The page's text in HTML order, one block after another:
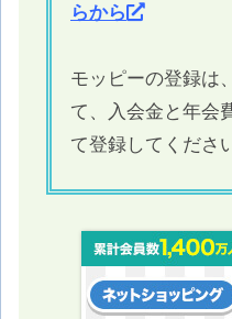
らから
モッピーの登録は
て、入会金と年会
て登録してくださ